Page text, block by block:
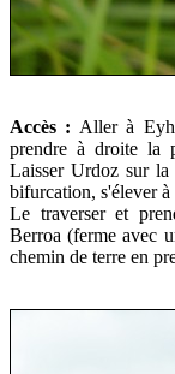
Accès : Aller à
prendre à droite la
Laisser Urdoz sur
bifurcation, s'élever à
Le traverser et
Berroa (ferme avec
chemin de terre en